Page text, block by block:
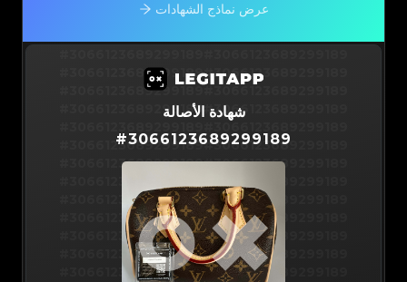
عرض نماذج الشهادات
#3066123689299189
#3066123689299189
#3066123689299189
#3066123689299189
#3066123689299189
#3066123689299189
#3066123689299189
#3066123689299189
#3066123689299189
#3066123689299189
#3066123689299189
#3066123689299189
#3066123689299189
#3066123689299189
#3066123689299189
#3066123689299189
#3066123689299189
#3066123689299189
#3066123689299189
#3066123689299189
شهادة الأصالة
#3066123689299189